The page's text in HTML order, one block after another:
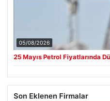
05/08/2026
25 Mayıs Petrol Fiyatlarında
Son Eklenen Firmalar